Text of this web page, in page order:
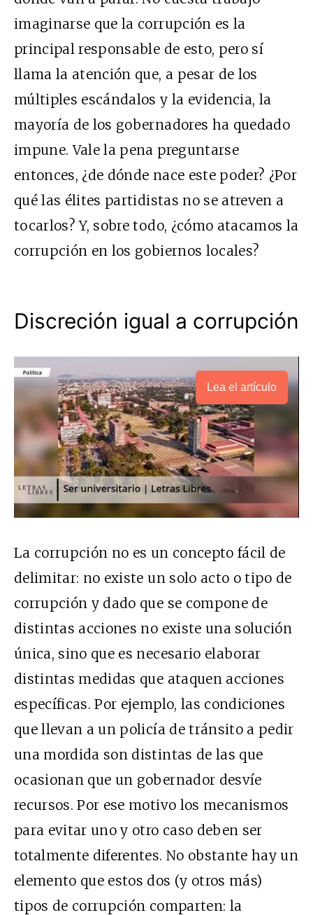
imaginarse que la corrupción es la
principal responsable de esto, pero sí
llama la atención que, a pesar de los
múltiples escándalos y la evidencia, la
mayoría de los gobernadores ha quedado
impune. Vale la pena preguntarse
entonces, ¿de dónde nace este poder? ¿Por
qué las élites partidistas no se atreven a
tocarlos? Y, sobre todo, ¿cómo atacamos la
corrupción en los gobiernos locales?
Discreción igual a corrupción
Lea el artículo
La corrupción no es un concepto fácil de
delimitar: no existe un solo acto o tipo de
corrupción y dado que se compone de
distintas acciones no existe una solución
única, sino que es necesario elaborar
distintas medidas que ataquen acciones
específicas. Por ejemplo, las condiciones
que llevan a un policía de tránsito a pedir
una mordida son distintas de las que
ocasionan que un gobernador desvíe
recursos. Por ese motivo los mecanismos
para evitar uno y otro caso deben ser
totalmente diferentes. No obstante hay un
elemento que estos dos (y otros más)
tipos de corrupción comparten: la